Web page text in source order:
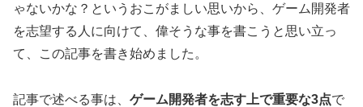
ゃないかな？というおこがましい思いから、ゲーム開発者
を志望する人に向けて、偉そうな事を書こうと思い立っ
て、この記事を書き始めました。
記事で述べる事は、 ゲーム開発者を志す上で重要な3点で